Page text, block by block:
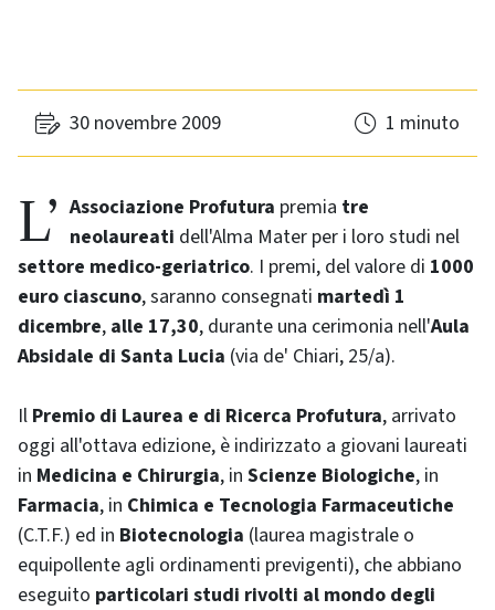
30 novembre 2009 1 minuto
L’ Associazione Profutura premia tre
neolaureati dell'Alma Mater per i loro studi nel
settore medico-geriatrico. I premi, del valore di 1000
euro ciascuno, saranno consegnati martedì 1
dicembre, alle 17,30, durante una cerimonia nell'Aula
Absidale di Santa Lucia (via de' Chiari, 25/a).
Il Premio di Laurea e di Ricerca Profutura, arrivato
oggi all'ottava edizione, è indirizzato a giovani laureati
in Medicina e Chirurgia, in Scienze Biologiche, in
Farmacia, in Chimica e Tecnologia Farmaceutiche
(C.T.F.) ed in Biotecnologia (laurea magistrale o
equipollente agli ordinamenti previgenti), che abbiano
eseguito particolari studi rivolti al mondo degli